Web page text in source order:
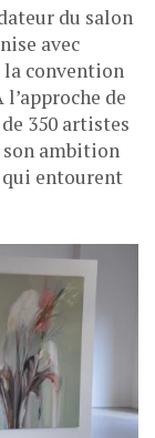
du salon
avec
convention
de
350 artistes
ambition
entourent